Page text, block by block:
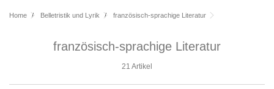
Home Belletristik und Lyrik französisch-sprachige Literatur
französisch-sprachige Literatur
21 Artikel